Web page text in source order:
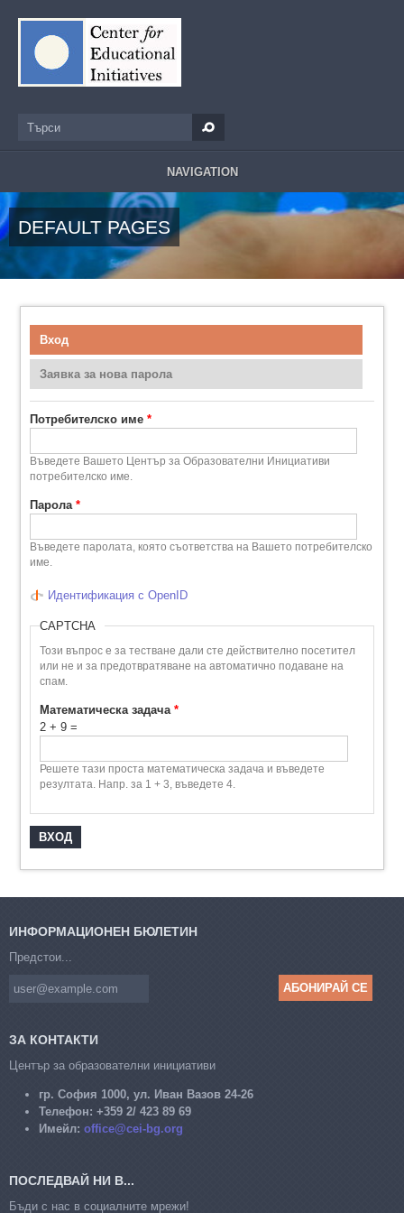
Търси
NAVIGATION
DEFAULT PAGES
Primary tabs
Вход
Заявка за нова парола
Потребителско име*
Въведете Вашето Център за Образователни Инициативи
потребителско име.
Парола*
Въведете паролата, която съответства на Вашето потребителско
име.
Идентификация с OpenID
CAPTCHA
Този въпрос е за тестване дали сте действително посетител
или не и за предотвратяване на автоматично подаване на
спам.
Математическа задача*
2 + 9 =
Решете тази проста математическа задача и въведете
резултата. Напр. за 1 + 3, въведете 4.
ИНФОРМАЦИОНЕН БЮЛЕТИН
Предстои...
ЗА КОНТАКТИ
Център за образователни инициативи
гр. София 1000, ул. Иван Вазов 24-26
Телефон: +359 2/ 423 89 69
Имейл: office@cei-bg.org
ПОСЛЕДВАЙ НИ В...
Бъди с нас в социалните мрежи!